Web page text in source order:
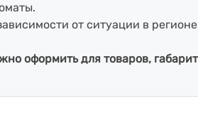
от ситуации в
оформить для товаров,